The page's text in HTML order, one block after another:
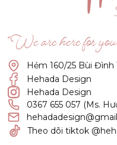
“We are here for
Hẻm 160/25 Bùi Đình
Hehada Design
Hehada Design
0367 655 057 (Ms.
Theo dõi tiktok